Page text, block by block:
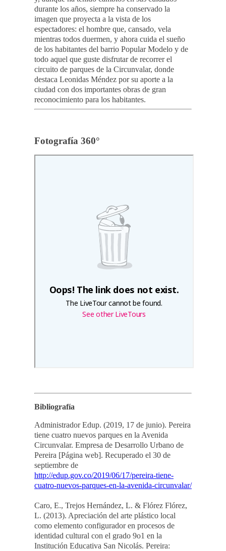
durante los años, siempre ha conservado la
imagen que proyecta a la vista de los
espectadores: el hombre que, cansado, vela
mientras todos duermen, y ahora cuida el sueño
de los habitantes del barrio Popular Modelo y de
todo aquel que guste disfrutar de recorrer el
circuito de parques de la Circunvalar, donde
destaca Leonidas Méndez por su aporte a la
ciudad con dos importantes obras de gran
reconocimiento para los habitantes.
Fotografía 360°
Bibliografía
Administrador Edup. (2019, 17 de junio). Pereira
tiene cuatro nuevos parques en la Avenida
Circunvalar. Empresa de Desarrollo Urbano de
Pereira [Página web]. Recuperado el 30 de
septiembre de
http://edup.gov.co/2019/06/17/pereira-tiene-
cuatro-nuevos-parques-en-la-avenida-circunvalar/
Caro, E., Trejos Hernández, L. & Flórez Flórez,
L. (2013). Apreciación del arte plástico local
como elemento configurador en procesos de
identidad cultural con el grado 9o1 en la
Institución Educativa San Nicolás. Pereira: